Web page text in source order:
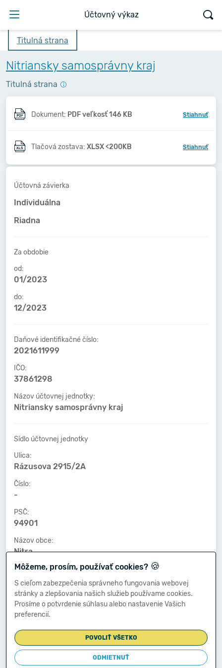
Účtovný výkaz
Titulná strana
Nitriansky samosprávny kraj
Titulná strana
Dokument: PDF veľkosť 146 KB Stiahnuť
Tlačová zostava: XLSX <200KB Stiahnuť
Účtovná závierka
Individuálna
Riadna
Za obdobie
od:
01/2023
do:
12/2023
Daňové identifikačné číslo:
2021611999
IČO:
37861298
Názov účtovnej jednotky:
Nitriansky samosprávny kraj
Sídlo účtovnej jednotky
Ulica:
Rázusova 2915/2A
Číslo:
-
PSČ:
94901
Názov obce:
Nitra
Číslo telefónu:
-
Číslo faxu:
-
-
Môžeme, prosím, používať cookies? 🍪
S cieľom zabezpečenia správneho fungovania webovej
stránky a zlepšovania našich služieb používame cookies.
Prosíme o potvrdenie súhlasu alebo nastavenie Vašich
preferencií.
POVOLIŤ VŠETKO
ODMIETNUŤ